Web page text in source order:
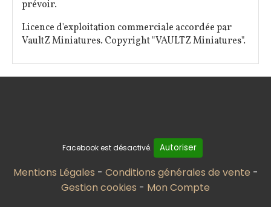
prévoir.
Licence d'exploitation commerciale accordée par
VaultZ Miniatures. Copyright "VAULTZ Miniatures".
Facebook est désactivé. Autoriser
Mentions Légales
Conditions générales de vente
Gestion cookies
Mon Compte